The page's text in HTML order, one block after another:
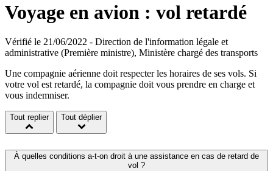
Voyage en avion : vol retardé
Vérifié le 21/06/2022 - Direction de l'information légale et
administrative (Première ministre), Ministère chargé des transports
Une compagnie aérienne doit respecter les horaires de ses vols. Si
votre vol est retardé, la compagnie doit vous prendre en charge et
vous indemniser.
Tout replier Tout déplier
À quelles conditions a-t-on droit à une assistance en cas de retard de
vol ?